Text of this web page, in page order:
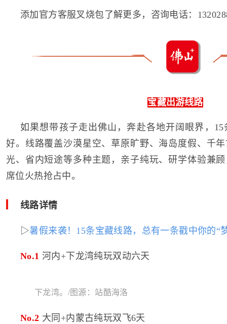
添加官方客服叉烧包了解更多，咨询电话：
宝藏出游线路
如果想带孩子走出佛山，奔赴各地开阔眼界，
好。线路覆盖沙漠星空、草原旷野、海岛度假、千
光、省内短途等多种主题，亲子纯玩、研学体验兼
席位火热抢占中。
线路详情
▷暑假来袭！15条宝藏线路，总有一条戳中你的“
No.1 河内+下龙湾纯玩双动六天
下龙湾。/图源：站酷海洛
No.2 大同+内蒙古纯玩双飞6天